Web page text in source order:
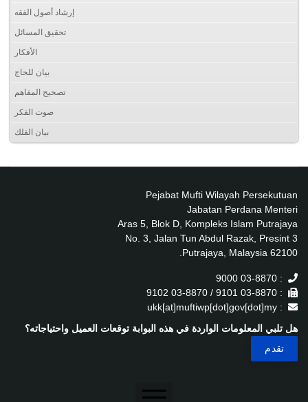
إرشاد أصول الفقه
تحقيق المسائل
الأفكار
بيان للحاج
تصحيح المفاهم
صوت الفكر
بيان الفلك
Pejabat Mufti Wilayah Persekutuan
Jabatan Perdana Menteri
Aras 5, Blok D, Kompleks Islam Putrajaya
No. 3, Jalan Tun Abdul Razak, Presint 3
62100 Putrajaya, Malaysia.
: 03-8870 9000
: 03-8870 9101 / 03-8870 9102
: ukk[at]muftiwp[dot]gov[dot]my
هل تلبي المعلومات الواردة في هذه البوابة توقعات العميل واحتياجاته؟